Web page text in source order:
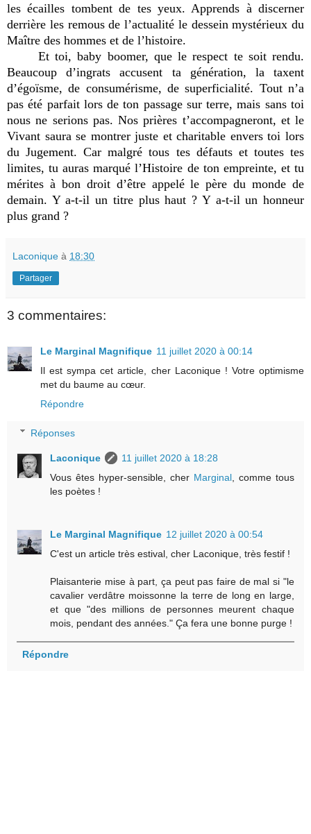
les écailles tombent de tes yeux. Apprends à discerner
derrière les remous de l’actualité le dessein mystérieux du
Maître des hommes et de l’histoire.
Et toi, baby boomer, que le respect te soit rendu.
Beaucoup d’ingrats accusent ta génération, la taxent
d’égoïsme, de consumérisme, de superficialité. Tout n’a
pas été parfait lors de ton passage sur terre, mais sans toi
nous ne serions pas. Nos prières t’accompagneront, et le
Vivant saura se montrer juste et charitable envers toi lors
du Jugement. Car malgré tous tes défauts et toutes tes
limites, tu auras marqué l’Histoire de ton empreinte, et tu
mérites à bon droit d’être appelé le père du monde de
demain. Y a-t-il un titre plus haut ? Y a-t-il un honneur
plus grand ?
Laconique à 18:30
Partager
3 commentaires:
Le Marginal Magnifique 11 juillet 2020 à 00:14
Il est sympa cet article, cher Laconique ! Votre optimisme
met du baume au cœur.
Répondre
Réponses
Laconique
11 juillet 2020 à 18:28
Vous êtes hyper-sensible, cher Marginal, comme tous
les poètes !
Le Marginal Magnifique 12 juillet 2020 à 00:54
C'est un article très estival, cher Laconique, très festif !
Plaisanterie mise à part, ça peut pas faire de mal si "le
cavalier verdâtre moissonne la terre de long en large,
et que "des millions de personnes meurent chaque
mois, pendant des années." Ça fera une bonne purge !
Répondre